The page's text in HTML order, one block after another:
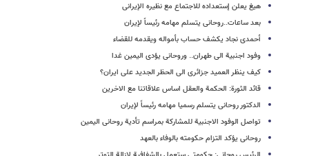
هیغ یعلن إستعداده للاجتماع مع نظیره الإیرانی
بعد ساعات..روحانی یتسلم مهامه رئیساً لإیران
أحمدی نجاد یکشف حساب بأمواله ویقدمه للقضاء
وفود اجنبیة الى طهران.. وروحانی یؤدی الیمین غدا
کیف ینظر العمید جزائری الى الحظر الجدید على ایران؟
قائد الثورة: الحکمة والعقل اساس علاقاتنا مع الاخرین
الدکتور روحانی یتسلم رسمیا مهامه رئیساً لإیران
تواصل الوفود الاجنبیة للمشارکة بمراسم تأدیة روحانی الیمین
روحانی یؤکد التزام حکومته بالوفاء بالعهد